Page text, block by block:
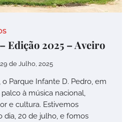
Edição 2025 – Aveiro
29 de Julho, 2025
o Parque Infante D. Pedro, em
à música nacional,
e cultura. Estivemos
dia, 20 de julho, e fomos